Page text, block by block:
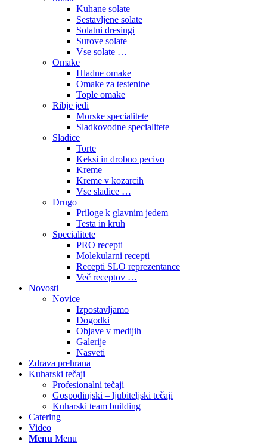
Kuhane solate
Sestavljene solate
Solatni dresingi
Surove solate
Vse solate …
Omake
Hladne omake
Omake za testenine
Tople omake
Ribje jedi
Morske specialitete
Sladkovodne specialitete
Sladice
Torte
Keksi in drobno pecivo
Kreme
Kreme v kozarcih
Vse sladice …
Drugo
Priloge k glavnim jedem
Testa in kruh
Specialitete
PRO recepti
Molekularni recepti
Recepti SLO reprezentance
Več receptov …
Novosti
Novice
Izpostavljamo
Dogodki
Objave v medijih
Galerije
Nasveti
Zdrava prehrana
Kuharski tečaji
Profesionalni tečaji
Gospodinjski – ljubiteljski tečaji
Kuharski team building
Catering
Video
Menu Menu